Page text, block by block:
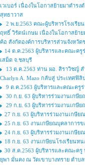
เวเบอร์ เนื่องในโอกาสย้ายมาดำร
สุทธาวาส
2 พ.ย.2563 คณะผู้บริหารโรงเรี
ฤทธิ์ วิรัตน์เกษม เนื่องในโอกาสย้า
ค้อ สังกัดองค์การบริหารส่วนจังหวัด
14 ต.ค.2563 ผู้บริหารและคณะค
เสม็ด จ.ชลบุรี
13 ต.ค.2563 ท่าน ผอ. สิราวิชญ์
Charlyn A. Mazo กลับสู่ ประเทศฟิ
9 ต.ค.2563 ผู้บริหารและคณะครู
30 ก.ย. 63 ผู้บริหารร่วมงานเกษี
29 ก.ย. 63 ผู้บริหารร่วมงานเกษี
27 ก.ย. 63 ผู้บริหารร่วมงานเกษี
25 ก.ย. 63 งานเกษียณบุคลาการ
24 ก.ย. 63 ผู้บริหารร่วมงานเกษี
18 ก.ย. 63 งานเกษียนโรงเรียนห
30 ส.ค.2563 ผู้บริหารและคณะครู
ยุพา มั่นคง ณ วัดเขาบางทราย ตำบ